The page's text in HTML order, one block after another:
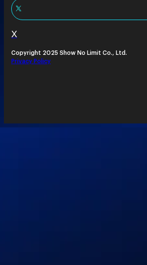
X
Copyright 2025 Show No Limit Co., Ltd.
Privacy Policy